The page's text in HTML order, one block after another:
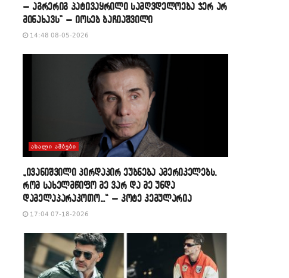
– აგრერიგ პატივაყრილი სამღვდელოება ჯერ არ
მინახავს” – იოსებ ბაჩიაშვილი
14:48 08-05-2026
ᲐᲮᲐᲚᲘ ᲐᲛᲑᲔᲑᲘ
„ივანიშვილი პირდაპირ ეუბნება ამერიკელებს,
რომ სახელმწიფო მე ვარ და მე უნდა
დამელაპარაკოთო…“ – კოტე კემულარია
17:04 07-18-2026